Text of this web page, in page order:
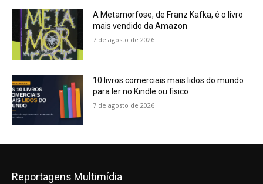
A Metamorfose, de Franz Kafka, é o livro
mais vendido da Amazon
7 de agosto de 2026
10 livros comerciais mais lidos do mundo
para ler no Kindle ou fisico
7 de agosto de 2026
Reportagens Multimídia